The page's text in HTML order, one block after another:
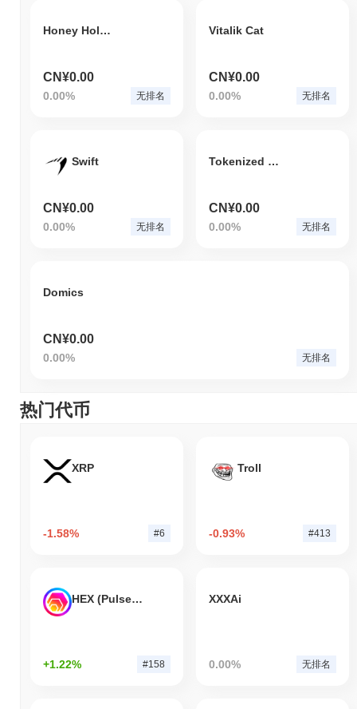
Honey Hole & Honeypot for Ben.eth
CN¥0.00
0.00% 无排名
Vitalik Cat
CN¥0.00
0.00% 无排名
Swift
CN¥0.00
0.00% 无排名
Tokenized Orange Juice
CN¥0.00
0.00% 无排名
Domics
CN¥0.00
0.00% 无排名
热门代币
XRP
-1.58% #6
Troll
-0.93% #413
HEX (Pulsechain)
+1.22% #158
XXXAi
0.00% 无排名